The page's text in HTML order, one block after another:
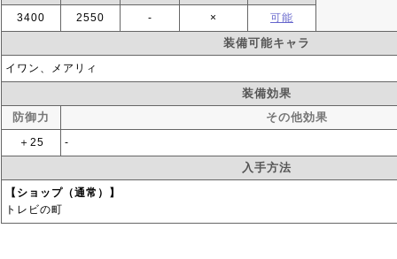
3400 2550 ‐ × 可能
装備可能キャラ
イワン、メアリィ
装備効果
防御力
その他効果
＋25 ‐
入手方法
【ショップ（通常）】
トレビの町